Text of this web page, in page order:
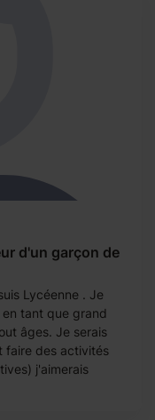
d'un garçon de
Lycéenne . Je
tant que grand
âges. Je serais
faire des activités
j'aimerais